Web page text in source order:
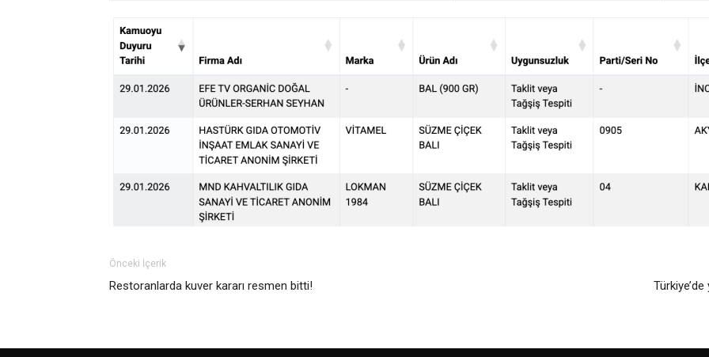
Önceki İçerik
Restoranlarda kuver kararı resmen bitti!